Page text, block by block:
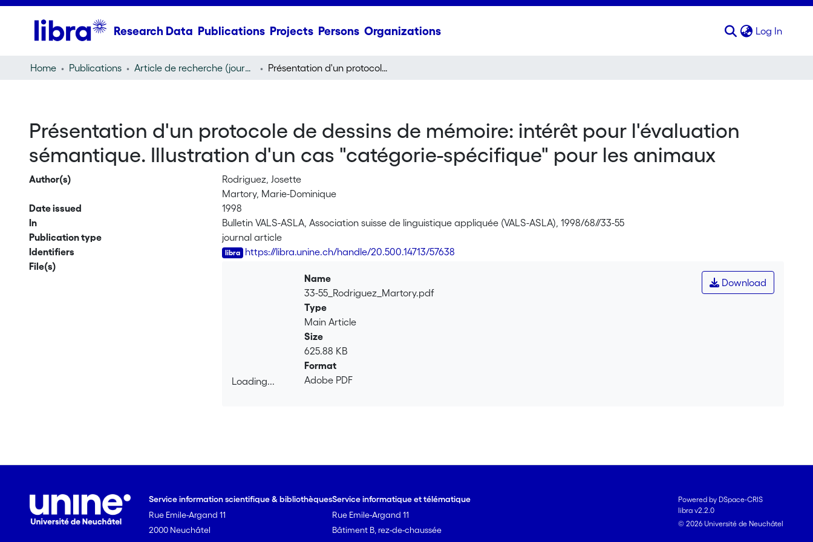
Research Data Publications Projects Persons Organizations Log In
Home Publications Article de recherche (journal article) Présentation d'un protocole de dessins de mémoire: intérêt pour l'évaluation sémantique. Illustration d'un cas "catégorie-spécifique" pour les animaux
Présentation d'un protocole de dessins de mémoire: intérêt pour l'évaluation
sémantique. Illustration d'un cas "catégorie-spécifique" pour les animaux
Author(s)
Rodriguez, Josette
Martory, Marie-Dominique
Date issued
1998
In
Bulletin VALS-ASLA, Association suisse de linguistique appliquée (VALS-ASLA), 1998/68//33-55
Publication type
journal article
Identifiers
https://libra.unine.ch/handle/20.500.14713/57638
File(s)
Loading...
Download
Name
33-55_Rodriguez_Martory.pdf
Type
Main Article
Size
625.88 KB
Format
Adobe PDF
Service information scientifique & bibliothèques
Rue Emile-Argand 11
2000 Neuchâtel
Service informatique et télématique
Rue Emile-Argand 11
Bâtiment B, rez-de-chaussée
Powered by DSpace-CRIS
libra v2.2.0
© 2026 Université de Neuchâtel